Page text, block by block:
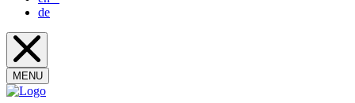
de
MENU